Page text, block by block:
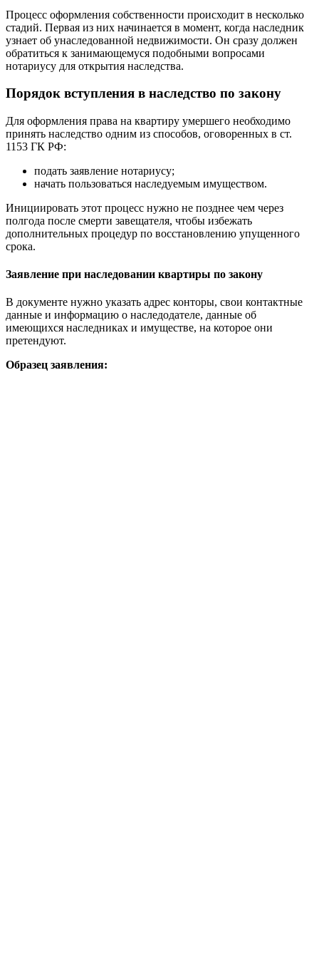
Процесс оформления собственности происходит в несколько
стадий. Первая из них начинается в момент, когда наследник
узнает об унаследованной недвижимости. Он сразу должен
обратиться к занимающемуся подобными вопросами
нотариусу для открытия наследства.
Порядок вступления в наследство по закону
Для оформления права на квартиру умершего необходимо
принять наследство одним из способов, оговоренных в ст.
1153 ГК РФ:
подать заявление нотариусу;
начать пользоваться наследуемым имуществом.
Инициировать этот процесс нужно не позднее чем через
полгода после смерти завещателя, чтобы избежать
дополнительных процедур по восстановлению упущенного
срока.
Заявление при наследовании квартиры по закону
В документе нужно указать адрес конторы, свои контактные
данные и информацию о наследодателе, данные об
имеющихся наследниках и имуществе, на которое они
претендуют.
Образец заявления: